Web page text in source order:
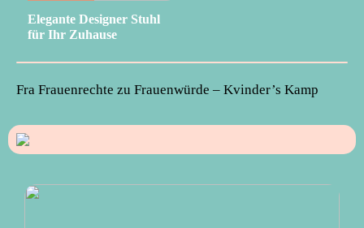
Elegante Designer Stuhl
für Ihr Zuhause
Fra Frauenrechte zu Frauenwürde – Kvinder’s Kamp